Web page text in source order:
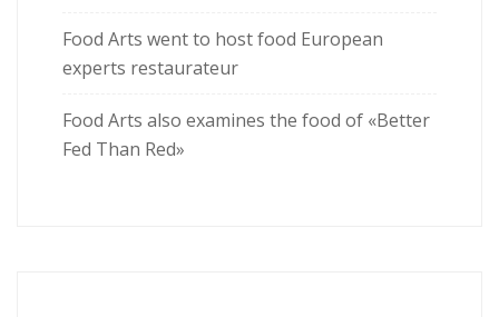
Food Arts went to host food European
experts restaurateur
Food Arts also examines the food of «Better
Fed Than Red»